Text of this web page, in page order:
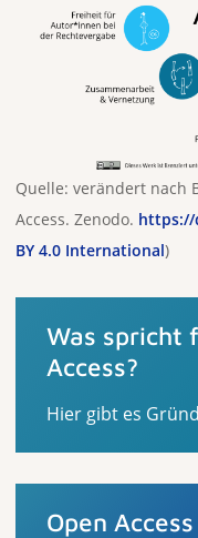
Quelle: verändert nach
Access. Zenodo. https://
BY 4.0 International)
Was spricht
Access?
Hier gibt es
Open